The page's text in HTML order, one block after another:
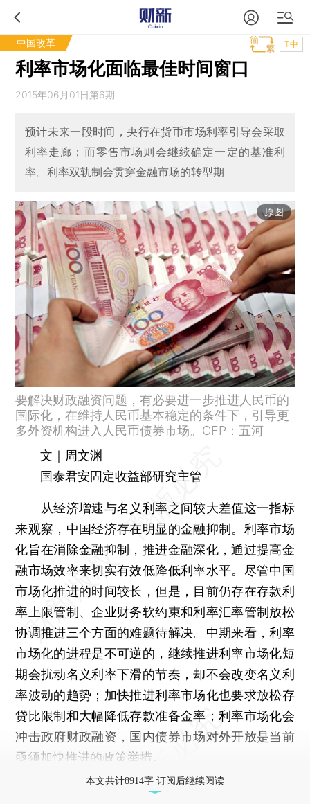
中国改革 T中
利率市场化面临最佳时间窗口
2015年06月01日第6期
预计未来一段时间，央行在货币市场利率引导会采取
利率走廊；而零售市场则会继续确定一定的基准利
率。利率双轨制会贯穿金融市场的转型期
原图
要解决财政融资问题，有必要进一步推进人民币的
国际化，在维持人民币基本稳定的条件下，引导更
多外资机构进入人民币债券市场。CFP：五河
文｜周文渊
国泰君安固定收益部研究主管
从经济增速与名义利率之间较大差值这一指标
来观察，中国经济存在明显的金融抑制。利率市场
化旨在消除金融抑制，推进金融深化，通过提高金
融市场效率来切实有效低降低利率水平。尽管中国
市场化推进的时间较长，但是，目前仍存在存款利
率上限管制、企业财务软约束和利率汇率管制放松
协调推进三个方面的难题待解决。中期来看，利率
市场化的进程是不可逆的，继续推进利率市场化短
期会扰动名义利率下滑的节奏，却不会改变名义利
率波动的趋势；加快推进利率市场化也要求放松存
贷比限制和大幅降低存款准备金率；利率市场化会
冲击政府财政融资，国内债券市场对外开放是当前
亟须加快推进的政策举措。
本文共计8914字 订阅后继续阅读